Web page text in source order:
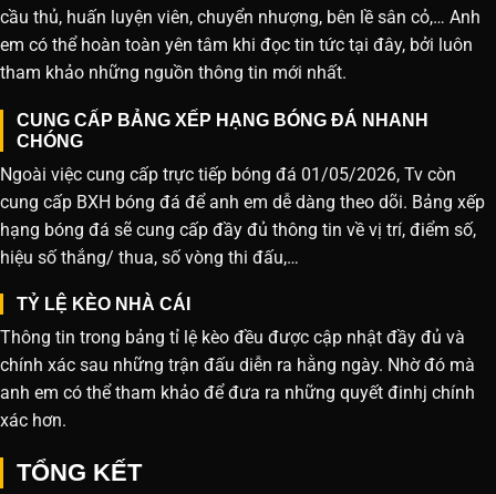
cầu thủ, huấn luyện viên, chuyển nhượng, bên lề sân cỏ,… Anh
em có thể hoàn toàn yên tâm khi đọc tin tức tại đây, bởi luôn
tham khảo những nguồn thông tin mới nhất.
CUNG CẤP BẢNG XẾP HẠNG BÓNG ĐÁ NHANH
CHÓNG
Ngoài việc cung cấp trực tiếp bóng đá 01/05/2026, Tv còn
cung cấp BXH bóng đá để anh em dễ dàng theo dõi. Bảng xếp
hạng bóng đá sẽ cung cấp đầy đủ thông tin về vị trí, điểm số,
hiệu số thắng/ thua, số vòng thi đấu,…
TỶ LỆ KÈO NHÀ CÁI
Thông tin trong bảng tỉ lệ kèo đều được cập nhật đầy đủ và
chính xác sau những trận đấu diễn ra hằng ngày. Nhờ đó mà
anh em có thể tham khảo để đưa ra những quyết đinhj chính
xác hơn.
TỔNG KẾT